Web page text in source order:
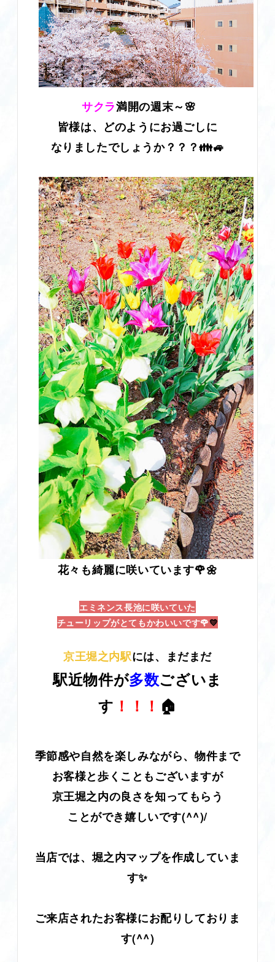
サクラ満開の週末～🌸
皆様は、どのようにお過ごしに
なりましたでしょうか？？？👪🚙
花々も綺麗に咲いています🌹🌼
エミネンス長池に咲いていた
チューリップがとてもかわいいです🌹💛
京王堀之内駅には、まだまだ
駅近物件が多数ございま
す ！！！ 🏠
季節感や自然を楽しみながら、物件まで
お客様と歩くこともございますが
京王堀之内の良さを知ってもらう
ことができ嬉しいです(^^)/
当店では、堀之内マップを作成していま
す✨
ご来店されたお客様にお配りしておりま
す(^^)